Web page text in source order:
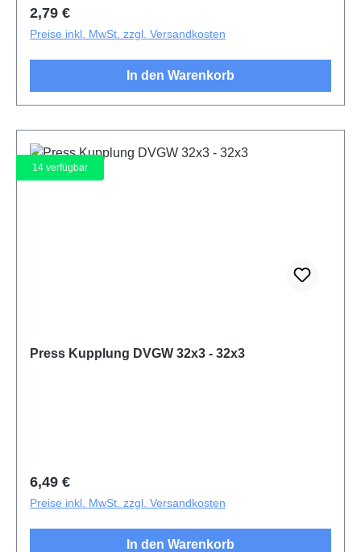
Regulärer Preis:
2,79 €
Preise inkl. MwSt. zzgl. Versandkosten
In den Warenkorb
14 verfügbar
Press Kupplung DVGW 32x3 - 32x3
Regulärer Preis:
6,49 €
Preise inkl. MwSt. zzgl. Versandkosten
In den Warenkorb